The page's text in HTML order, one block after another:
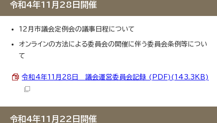
令和4年11月28日開催
12月市議会定例会の議事日程について
オンラインの方法による委員会の開催に伴う委員会条例等につい
て
令和4年11月28日 議会運営委員会記録 (PDF)(143.3KB)
令和4年11月22日開催